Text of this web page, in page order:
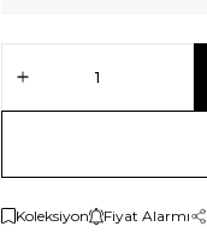
Koleksiyon Fiyat Alarmı